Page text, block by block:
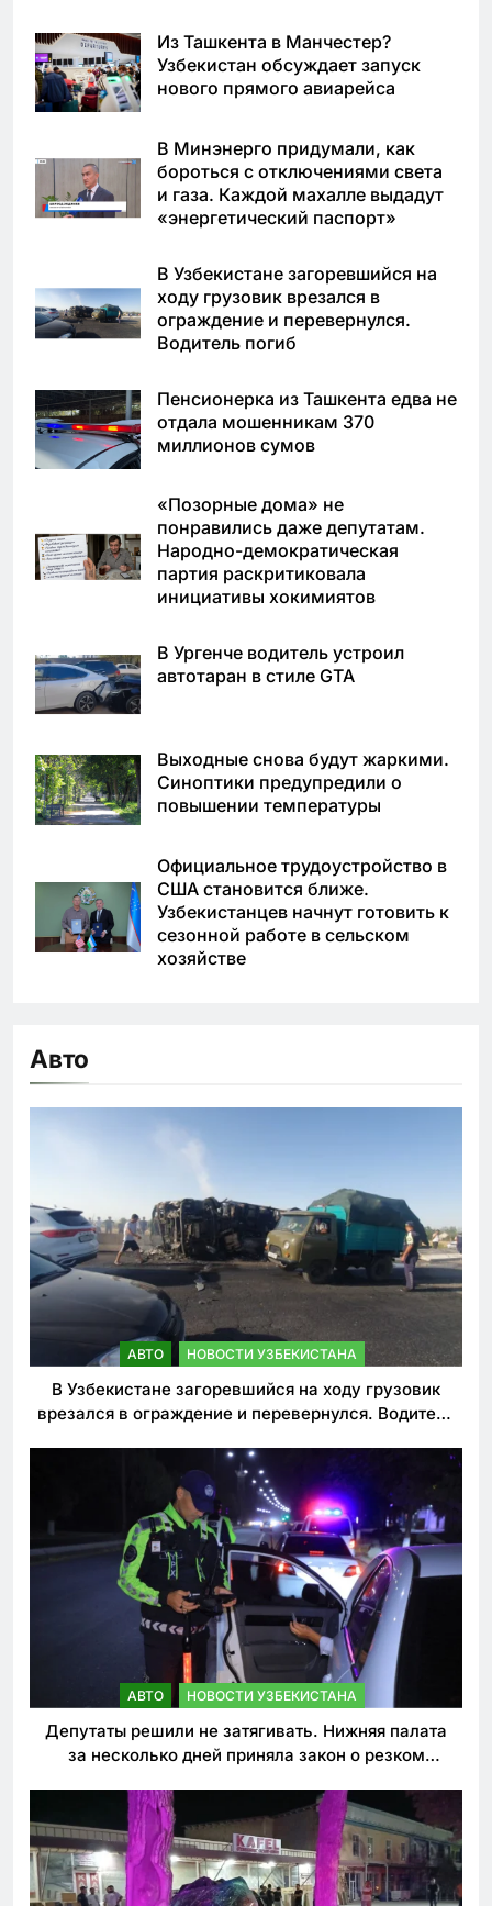
Из Ташкента в Манчестер?
Узбекистан обсуждает запуск
нового прямого авиарейса
В Минэнерго придумали, как
бороться с отключениями света
и газа. Каждой махалле выдадут
«энергетический паспорт»
В Узбекистане загоревшийся на
ходу грузовик врезался в
ограждение и перевернулся.
Водитель погиб
Пенсионерка из Ташкента едва не
отдала мошенникам 370
миллионов сумов
«Позорные дома» не
понравились даже депутатам.
Народно-демократическая
партия раскритиковала
инициативы хокимиятов
В Ургенче водитель устроил
автотаран в стиле GTA
Выходные снова будут жаркими.
Синоптики предупредили о
повышении температуры
Официальное трудоустройство в
США становится ближе.
Узбекистанцев начнут готовить к
сезонной работе в сельском
хозяйстве
Авто
АВТО НОВОСТИ УЗБЕКИСТАНА
В Узбекистане загоревшийся на ходу грузовик
врезался в ограждение и перевернулся. Водитель
АВТО НОВОСТИ УЗБЕКИСТАНА
Депутаты решили не затягивать. Нижняя палата
за несколько дней приняла закон о резком